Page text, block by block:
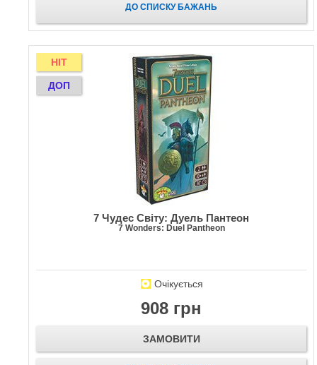
ДО СПИСКУ БАЖАНЬ
HIT
ДОП
7 Чудес Світу: Дуель Пантеон
7 Wonders: Duel Pantheon
Очікується
908 грн
ЗАМОВИТИ